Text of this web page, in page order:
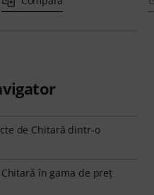
de Chitară dintr-o
în gama de preţ